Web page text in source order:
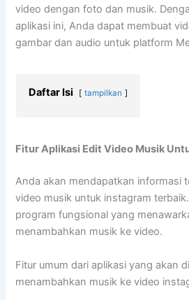
video dengan foto dan musik.
aplikasi ini, Anda dapat membuat
gambar dan audio untuk platform
Daftar Isi tampilkan
Fitur Aplikasi Edit Video Musik
Anda akan mendapatkan informasi
video musik untuk instagram
program fungsional yang
menambahkan musik ke video.
Fitur umum dari aplikasi yang akan
menambahkan musik ke video